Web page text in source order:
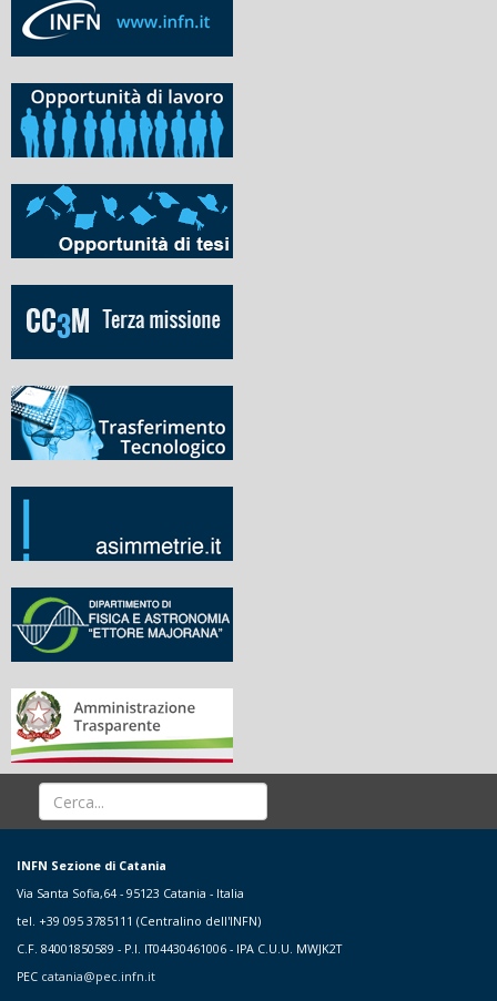
INFN Sezione di Catania
Via Santa Sofia,64 - 95123 Catania - Italia
tel. +39 095 3785111 (Centralino dell'INFN)
C.F. 84001850589 - P.I. IT04430461006 - IPA C.U.U. MWJK2T
PEC catania@pec.infn.it